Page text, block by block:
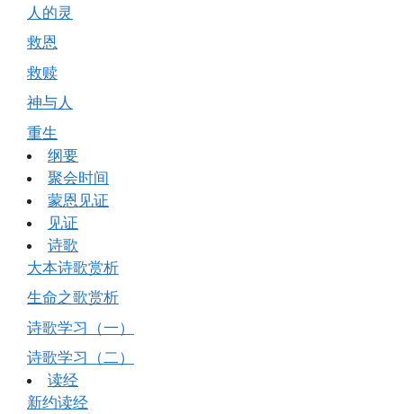
人的灵
救恩
救赎
神与人
重生
纲要
聚会时间
蒙恩见证
见证
诗歌
大本诗歌赏析
生命之歌赏析
诗歌学习（一）
诗歌学习（二）
读经
新约读经